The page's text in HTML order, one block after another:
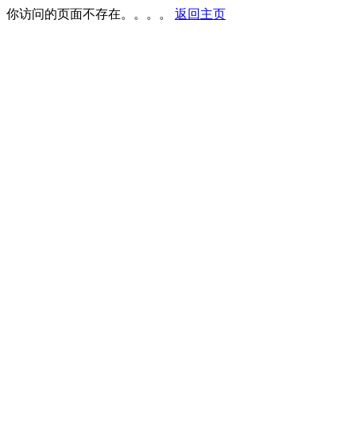
你访问的页面不存在。。。。 返回主页